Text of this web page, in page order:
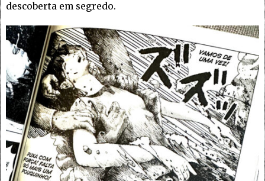
descoberta em segredo.